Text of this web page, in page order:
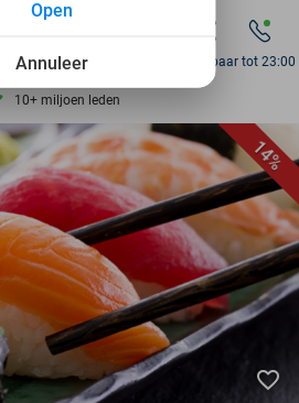
10+ miljoen leden
9,4 op basis van 205.826 reviews
Ontdek 15.000+ deals
per week beschikbaar
10+ miljoen leden
Bereikbaar tot 23:00
14%
favorite_border
Annuleer
Open